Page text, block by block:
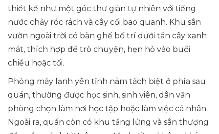
thiết kế như một góc thư giãn tự nhiên với tiếng
nước chảy róc rách và cây cối bao quanh. Khu sân
vườn ngoài trời có bàn ghế bố trí dưới tán cây xanh
mát, thích hợp để trò chuyện, hẹn hò vào buổi
chiều hoặc tối.
Phòng máy lạnh yên tĩnh nằm tách biệt ở phía sau
quán, thường được học sinh, sinh viên, dân văn
phòng chọn làm nơi học tập hoặc làm việc cá nhân.
Ngoài ra, quán còn có khu tầng lửng và sân thượng